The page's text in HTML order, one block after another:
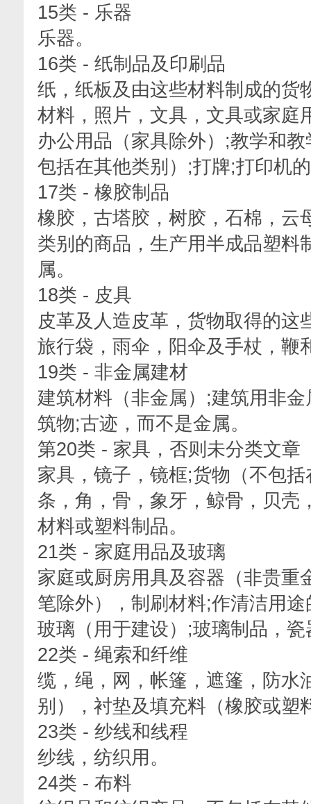
15类 - 乐器
乐器。
16类 - 纸制品及印刷品
纸，纸板及由这些材料制成的货
材料，照片，文具，文具或家庭
办公用品（家具除外）;教学和
包括在其他类别）;打牌;打印机
17类 - 橡胶制品
橡胶，古塔胶，树胶，石棉，云
类别的商品，生产用半成品塑料
属。
18类 - 皮具
皮革及人造皮革，货物取得的
旅行袋，雨伞，阳伞及手杖，鞭
19类 - 非金属建材
建筑材料（非金属）;建筑用非
筑物;古迹，而不是金属。
第20类 - 家具，否则未分类文章
家具，镜子，镜框;货物（不包
条，角，骨，象牙，鲸骨，贝壳
材料或塑料制品。
21类 - 家庭用品及玻璃
家庭或厨房用具及容器（非贵重
笔除外），制刷材料;作清洁用
玻璃（用于建设）;玻璃制品，
22类 - 绳索和纤维
缆，绳，网，帐篷，遮篷，防水
别），衬垫及填充料（橡胶或塑
23类 - 纱线和线程
纱线，纺织用。
24类 - 布料